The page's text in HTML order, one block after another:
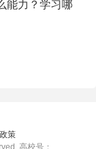
能力？学习哪
策
高校号：